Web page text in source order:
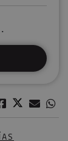
Facebook
Twitter